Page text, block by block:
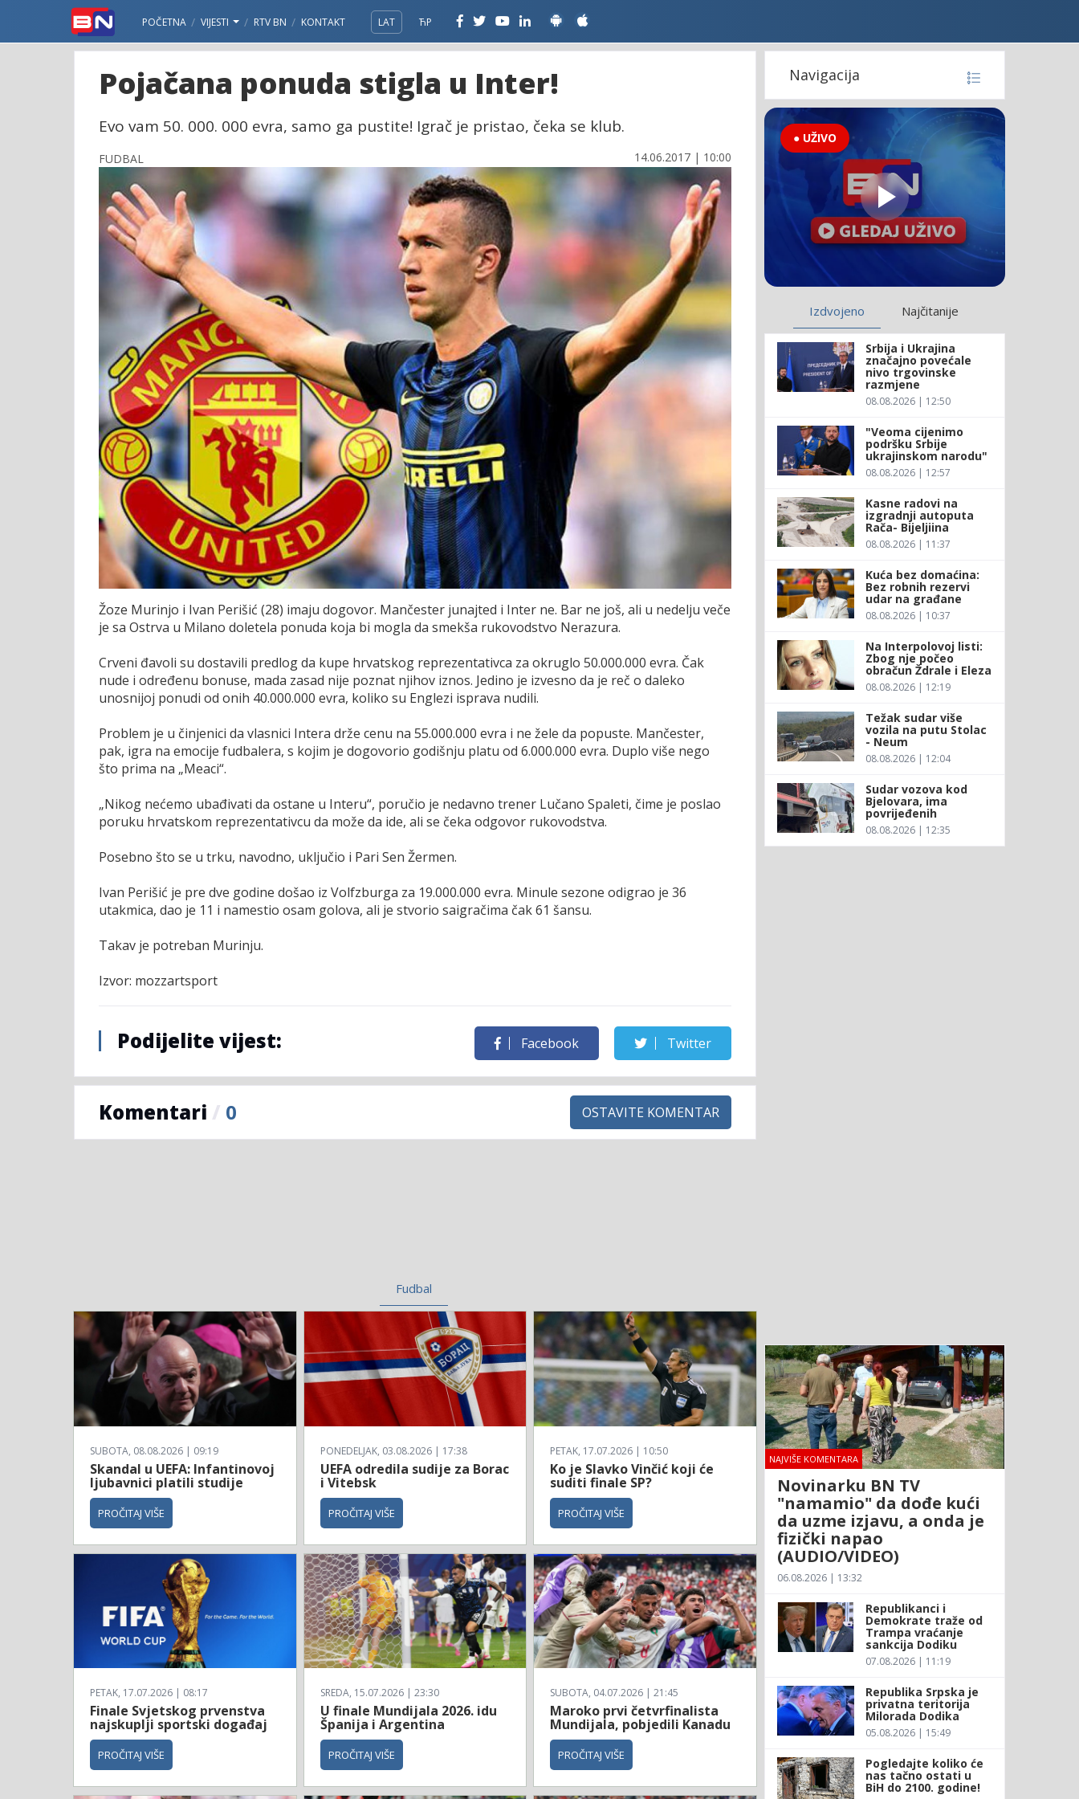
POČETNA VIJESTI RTV BN KONTAKT LAT ЋР
Pojačana ponuda stigla u Inter!
Evo vam 50. 000. 000 evra, samo ga pustite! Igrač je pristao, čeka se klub.
FUDBAL 14.06.2017 | 10:00
Žoze Murinjo i Ivan Perišić (28) imaju dogovor. Mančester junajted i Inter ne. Bar ne još, ali u nedelju veče
je sa Ostrva u Milano doletela ponuda koja bi mogla da smekša rukovodstvo Nerazura.
Crveni đavoli su dostavili predlog da kupe hrvatskog reprezentativca za okruglo 50.000.000 evra. Čak
nude i određenu bonuse, mada zasad nije poznat njihov iznos. Jedino je izvesno da je reč o daleko
unosnijoj ponudi od onih 40.000.000 evra, koliko su Englezi isprava nudili.
Problem je u činjenici da vlasnici Intera drže cenu na 55.000.000 evra i ne žele da popuste. Mančester,
pak, igra na emocije fudbalera, s kojim je dogovorio godišnju platu od 6.000.000 evra. Duplo više nego
što prima na „Meaci“.
„Nikog nećemo ubađivati da ostane u Interu“, poručio je nedavno trener Lučano Spaleti, čime je poslao
poruku hrvatskom reprezentativcu da može da ide, ali se čeka odgovor rukovodstva.
Posebno što se u trku, navodno, uključio i Pari Sen Žermen.
Ivan Perišić je pre dve godine došao iz Volfzburga za 19.000.000 evra. Minule sezone odigrao je 36
utakmica, dao je 11 i namestio osam golova, ali je stvorio saigračima čak 61 šansu.
Takav je potreban Murinju.
Izvor: mozzartsport
Podijelite vijest: Facebook Twitter
Komentari / 0 OSTAVITE KOMENTAR
Fudbal
SUBOTA, 08.08.2026 | 09:19
Skandal u UEFA: Infantinovoj
ljubavnici platili studije
PROČITAJ VIŠE
PONEDELJAK, 03.08.2026 | 17:38
UEFA odredila sudije za Borac
i Vitebsk
PROČITAJ VIŠE
PETAK, 17.07.2026 | 10:50
Ko je Slavko Vinčić koji će
suditi finale SP?
PROČITAJ VIŠE
PETAK, 17.07.2026 | 08:17
Finale Svjetskog prvenstva
najskuplji sportski događaj
PROČITAJ VIŠE
SREDA, 15.07.2026 | 23:30
U finale Mundijala 2026. idu
Španija i Argentina
PROČITAJ VIŠE
SUBOTA, 04.07.2026 | 21:45
Maroko prvi četvrfinalista
Mundijala, pobjedili Kanadu
PROČITAJ VIŠE
Navigacija
● UŽIVO
Izdvojeno Najčitanije
Srbija i Ukrajina
značajno povećale
nivo trgovinske
razmjene
08.08.2026 | 12:50
"Veoma cijenimo
podršku Srbije
ukrajinskom narodu"
08.08.2026 | 12:57
Kasne radovi na
izgradnji autoputa
Rača- Bijeljiina
08.08.2026 | 11:37
Kuća bez domaćina:
Bez robnih rezervi
udar na građane
08.08.2026 | 10:37
Na Interpolovoj listi:
Zbog nje počeo
obračun Ždrale i Eleza
08.08.2026 | 12:19
Težak sudar više
vozila na putu Stolac
- Neum
08.08.2026 | 12:04
Sudar vozova kod
Bjelovara, ima
povrijeđenih
08.08.2026 | 12:35
NAJVIŠE KOMENTARA
Novinarku BN TV
"namamio" da dođe kući
da uzme izjavu, a onda je
fizički napao
(AUDIO/VIDEO)
06.08.2026 | 13:32
Republikanci i
Demokrate traže od
Trampa vraćanje
sankcija Dodiku
07.08.2026 | 11:19
Republika Srpska je
privatna teritorija
Milorada Dodika
05.08.2026 | 15:49
Pogledajte koliko će
nas tačno ostati u
BiH do 2100. godine!